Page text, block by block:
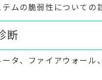
ムの脆弱性についての
断
タ、ファイアウォー